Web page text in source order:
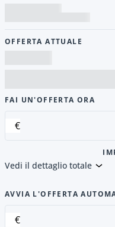
OFFERTA ATTUALE
FAI UN'OFFERTA ORA
€
Vedi il dettaglio totale
AVVIA L'OFFERTA
€